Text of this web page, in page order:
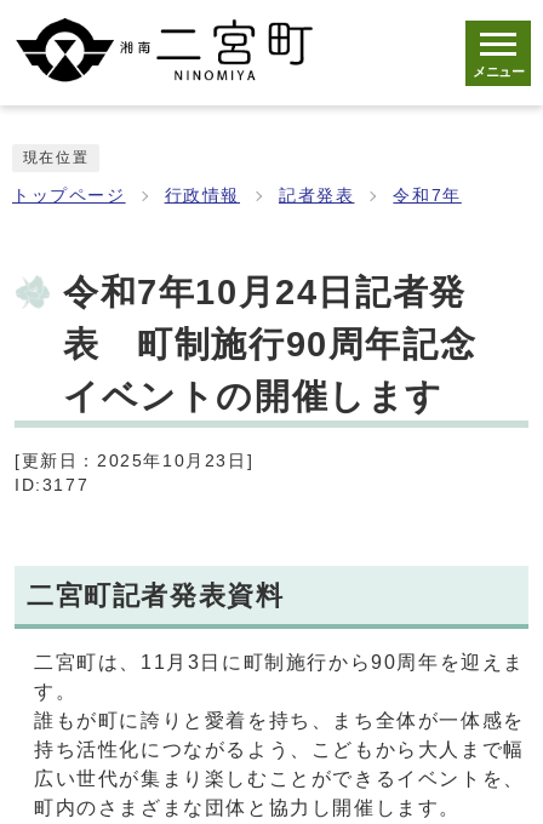
メニュー
現在位置
トップページ 行政情報 記者発表 令和7年
令和7年10月24日記者発
表 町制施行90周年記念
イベントの開催します
[更新日：2025年10月23日]
ID:3177
二宮町記者発表資料
二宮町は、11月3日に町制施行から90周年を迎えま
す。
誰もが町に誇りと愛着を持ち、まち全体が一体感を
持ち活性化につながるよう、こどもから大人まで幅
広い世代が集まり楽しむことができるイベントを、
町内のさまざまな団体と協力し開催します。